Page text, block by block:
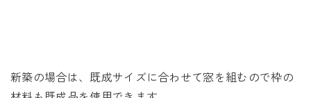
新築の場合は、既成サイズに合わせて窓を組むので枠の